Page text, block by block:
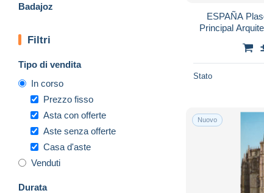
Badajoz
Filtri
Tipo di vendita
In corso
Prezzo fisso
Asta con offerte
Aste senza offerte
Casa d'aste
Venduti
Durata
ESPAÑA
Principal
Stato
Nuovo